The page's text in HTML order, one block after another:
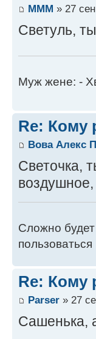
MMM » 27
Светуль,
Муж жене: -
Re: Кому
Вова Алекс
Светочка,
воздушное,
Сложно
Re: Кому
Parser » 27
Сашенька,